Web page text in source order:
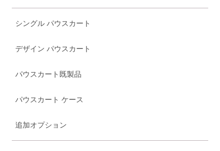
シングル パウスカート
デザイン パウスカート
パウスカート既製品
パウスカート ケース
追加オプション